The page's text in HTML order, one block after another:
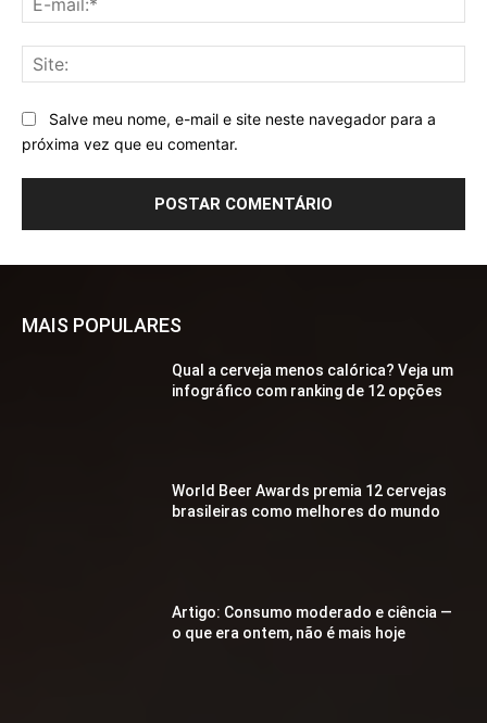
Salve meu nome, e-mail e site neste navegador para a
próxima vez que eu comentar.
MAIS POPULARES
Qual a cerveja menos calórica? Veja um
infográfico com ranking de 12 opções
World Beer Awards premia 12 cervejas
brasileiras como melhores do mundo
Artigo: Consumo moderado e ciência —
o que era ontem, não é mais hoje